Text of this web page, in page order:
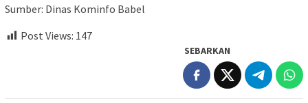
Sumber: Dinas Kominfo Babel
Post Views: 147
SEBARKAN